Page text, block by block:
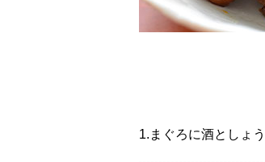
1. まぐろに酒としょ